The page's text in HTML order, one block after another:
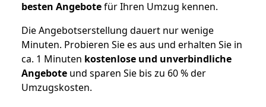
besten Angebotefür Ihren Umzug kennen.
Die Angebotserstellung dauert nur wenige
Minuten. Probieren Sie es aus und erhalten Sie in
ca. 1 Minuten kostenlose und unverbindliche
Angebote und sparen Sie bis zu 60 % der
Umzugskosten.